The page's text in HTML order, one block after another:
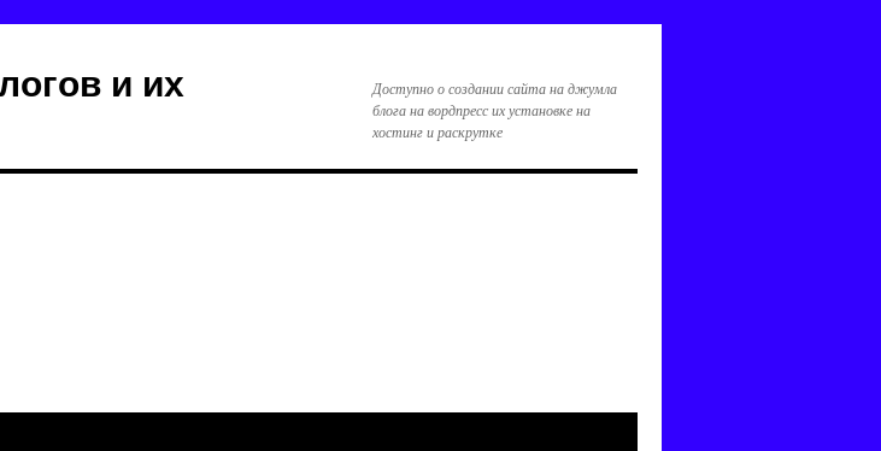
и их
Доступно о создании сайта на джумла
блога на вордпресс их установке на
хостинг и раскрутке